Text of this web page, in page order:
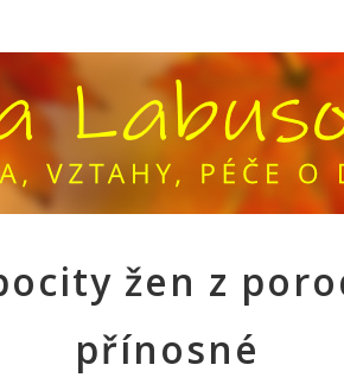
žen z
přínosné